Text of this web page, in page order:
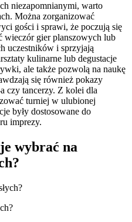
niezapomnianymi, warto
Można zorganizować
gości i sprawi, że poczują się
wieczór gier planszowych lub
uczestników i sprzyjają
kulinarne lub degustacje
ale także pozwolą na naukę
się również pokazy
czy tancerzy. Z kolei dla
turniej w ulubionej
były dostosowane do
imprezy.
wybrać na